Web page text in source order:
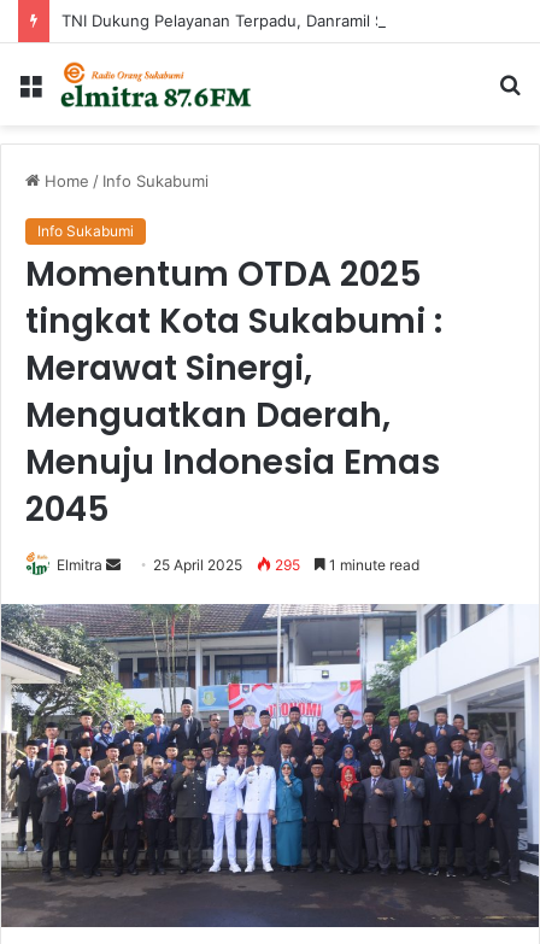
Menu
Home / Info Sukabumi
Info Sukabumi
Momentum OTDA 2025
tingkat Kota Sukabumi :
Merawat Sinergi,
Menguatkan Daerah,
Menuju Indonesia Emas
2045
Elmitra
Send
email
25 April 2025 295 1 minute read